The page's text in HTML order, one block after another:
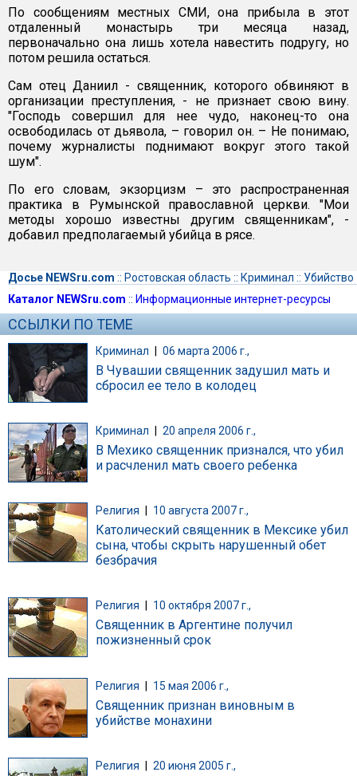
По сообщениям местных СМИ, она прибыла в этот
отдаленный монастырь три месяца назад,
первоначально она лишь хотела навестить подругу, но
потом решила остаться.
Сам отец Даниил - священник, которого обвиняют в
организации преступления, - не признает свою вину.
"Господь совершил для нее чудо, наконец-то она
освободилась от дьявола, – говорил он. – Не понимаю,
почему журналисты поднимают вокруг этого такой
шум".
По его словам, экзорцизм – это распространенная
практика в Румынской православной церкви. "Мои
методы хорошо известны другим священникам", -
добавил предполагаемый убийца в рясе.
Досье NEWSru.com :: Ростовская область :: Криминал :: Убийство
Каталог NEWSru.com :: Информационные интернет-ресурсы
ССЫЛКИ ПО ТЕМЕ
Криминал | 06 марта 2006 г.,
В Чувашии священник задушил мать и
сбросил ее тело в колодец
Криминал 20 апреля 2006 г.,
В Мехико священник признался, что убил
и расчленил мать своего ребенка
Религия 10 августа 2007 г.,
Католический священник в Мексике убил
сына, чтобы скрыть нарушенный обет
безбрачия
Религия 10 октября 2007 г.,
Священник в Аргентине получил
пожизненный срок
Религия | 15 мая 2006 г.,
Священник признан виновным в
убийстве монахини
Религия 20 июня 2005 г.,